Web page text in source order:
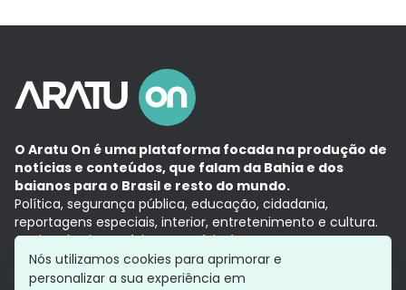
O Aratu On é uma plataforma focada na produção de
notícias e conteúdos, que falam da Bahia e dos
baianos para o Brasil e resto do mundo.
Política, segurança pública, educação, cidadania,
reportagens especiais, interior, entretenimento e cultura.
Aqui, tudo vira notícia e a notícia é no tempo presente,
com a credibilidade do Grupo Aratu.
Grupo Aratu
Política de privacidade
Nós utilizamos cookies para aprimorar e
personalizar a sua experiência em